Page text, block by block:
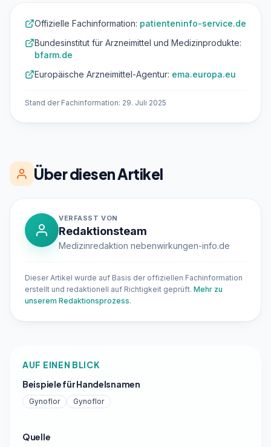
Offizielle Fachinformation: patienteninfo-service.de
Bundesinstitut für Arzneimittel und Medizinprodukte:
bfarm.de
Europäische Arzneimittel-Agentur: ema.europa.eu
Stand der Fachinformation: 29. Juli 2025
Über diesen Artikel
VERFASST VON
Redaktionsteam
Medizinredaktion nebenwirkungen-info.de
Dieser Artikel wurde auf Basis der offiziellen Fachinformation
erstellt und redaktionell auf Richtigkeit geprüft. Mehr zu
unserem Redaktionsprozess.
AUF EINEN BLICK
Beispiele für Handelsnamen
Gynoflor Gynoflor
Quelle